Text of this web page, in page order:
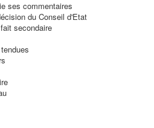
ses commentaires
du Conseil d'Etat
secondaire